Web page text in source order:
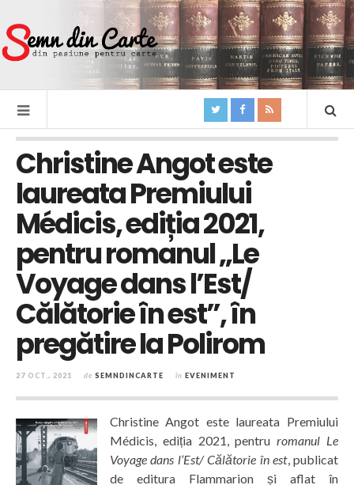
Christine Angot este
laureata Premiului
Médicis, ediția 2021,
pentru romanul „Le
Voyage dans l’Est/
Călătorie în est”, în
pregătire la Polirom
27 OCT., 2021 de SEMNDINCARTE în EVENIMENT
Christine Angot este laureata Premiului
Médicis, ediția 2021, pentruromanul Le
Voyage dans l’Est/ Călătorie în est, publicat
de editura Flammarion și aflat în